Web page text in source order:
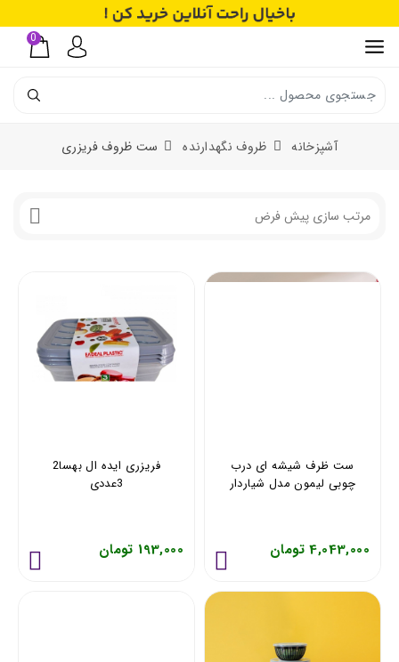
0
آشپزخانه ظروف نگهدارنده ست ظروف فریزری
ست ظرف شیشه ای درب
چوبی لیمون مدل شیاردار
4,043,000 تومان
فریزری ایده ال بهسا2
3عددی
193,000 تومان